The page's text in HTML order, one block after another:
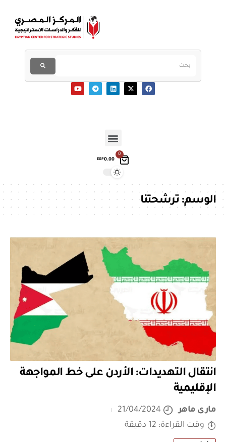
0
EGP0.00
الوسم:ترشحتنا
انتقال التهديدات: الأردن على خط المواجهة
الإقليمية
مارى ماهر
21/04/2024
وقت القراءة: 12 دقيقة